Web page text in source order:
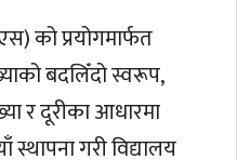
को प्रयोगमार्फत
बदलिँदो स्वरूप,
र दूरीका आधारमा
स्थापना गरी विद्यालय